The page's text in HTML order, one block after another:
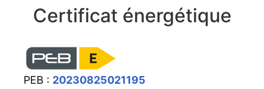
Certificat énergétique
PEB : 20230825021195